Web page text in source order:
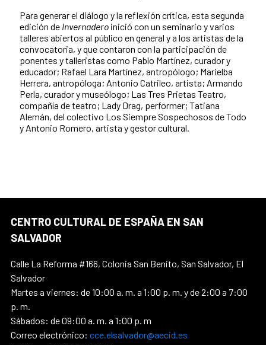
Para generar el diálogo y la reflexión crítica, esta segunda
edición de Invernadero inició con un seminario y varios
talleres abiertos al público en general y a los artistas de la
convocatoria, y que contaron con la participación de
ponentes y talleristas como Pablo Martínez, curador y
educador; Rafael Lara Martínez, antropólogo; Marielba
Herrera, antropóloga; Antonio Catrileo, artista; Armando
Perla, curador y museólogo; Las Tres Prietas Teatro,
compañía de teatro; Lady Drag, performer; Tatiana
Alemán, del colectivo Los Siempre Sospechosos de Todo
y Antonio Romero, artista y gestor cultural.
CENTRO CULTURAL DE ESPAÑA EN SAN
SALVADOR
Calle La Reforma #166, Colonia San Benito, San Salvador, El
Salvador
Martes a viernes: de 10:00 a. m. a 1:00 p. m. y de 2:00 a 7:00
p. m.
Sábados: de 09:00 a. m. a 1:00 p. m
Correo electrónico: cce.elsalvador@aecid.es